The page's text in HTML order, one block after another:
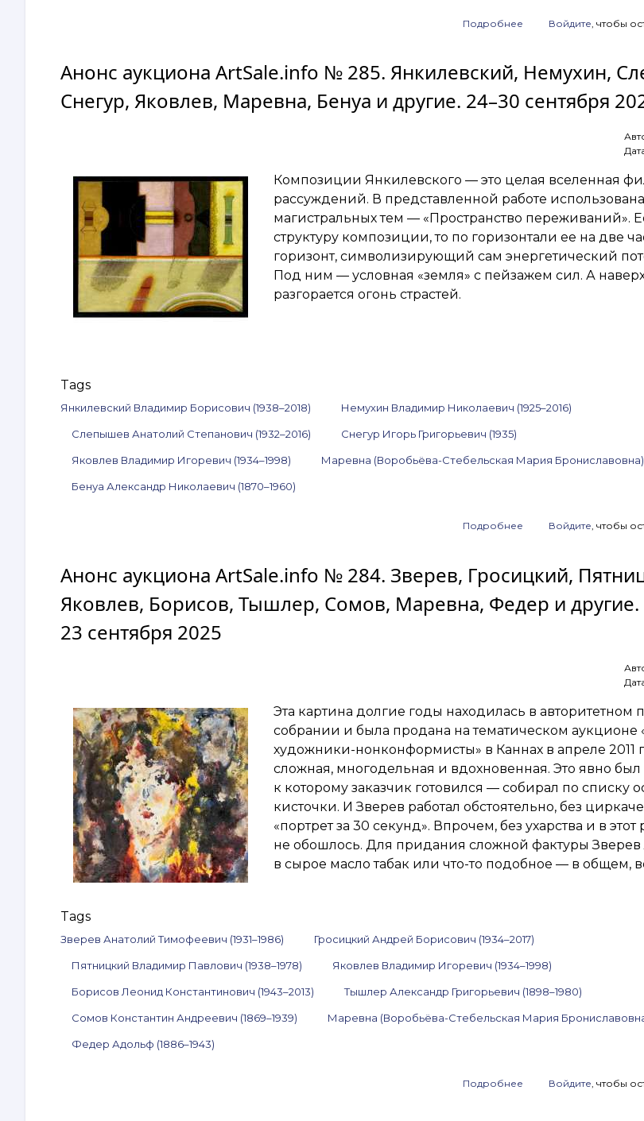
Подробнее
ArtSale.info
№ 286.
Немухин,
Жёлудь
и другие.
7 октября
2025
Войдите , чтобы
Анонс аукциона ArtSale.info № 285. Янкилевский, Немухин,
Снегур, Яковлев, Маревна, Бенуа и другие. 24–30 сентября
Композиции Янкилевского — это целая вселенная
рассуждений. В представленной работе
магистральных тем — «Пространство переживаний».
структуру композиции, то по горизонтали ее на две
горизонт, символизирующий сам энергетический
Под ним — условная «земля» с пейзажем сил. А
разгорается огонь страстей.
Tags
Янкилевский Владимир Борисович (1938–2018) Немухин Владимир Николаевич (1925–2016)
Слепышев Анатолий Степанович (1932–2016) Снегур Игорь Григорьевич (1935)
Яковлев Владимир Игоревич (1934–1998) Маревна (Воробьёва-Стебельская Мария Брониславовна)
Бенуа Александр Николаевич (1870–1960)
Подробнее
ArtSale.info
№ 285.
Немухин,
24–
30 сентября
Войдите, чтобы
Анонс аукциона ArtSale.info № 284. Зверев, Гросицкий,
Яковлев, Борисов, Тышлер, Сомов, Маревна, Федер и другие.
23 сентября 2025
Эта картина долгие годы находилась в авторитетном
собрании и была продана на тематическом аукционе
художники-нонконформисты» в Каннах в апреле 2011
сложная, многодельная и вдохновенная. Это явно был
к которому заказчик готовился — собирал по списку
кисточки. И Зверев работал обстоятельно, без
«портрет за 30 секунд». Впрочем, без ухарства и в этот
не обошлось. Для придания сложной фактуры Зверев
в сырое масло табак или что-то подобное — в общем,
Tags
Зверев Анатолий Тимофеевич (1931–1986) Гросицкий Андрей Борисович (1934–2017)
Пятницкий Владимир Павлович (1938–1978) Яковлев Владимир Игоревич (1934–1998)
Борисов Леонид Константинович (1943–2013) Тышлер Александр Григорьевич (1898–1980)
Сомов Константин Андреевич (1869–1939) Маревна (Воробьёва-Стебельская Мария Брониславовна)
Федер Адольф (1886–1943)
Подробнее Войдите , чтобы